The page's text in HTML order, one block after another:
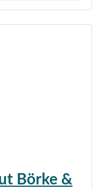
Börke &